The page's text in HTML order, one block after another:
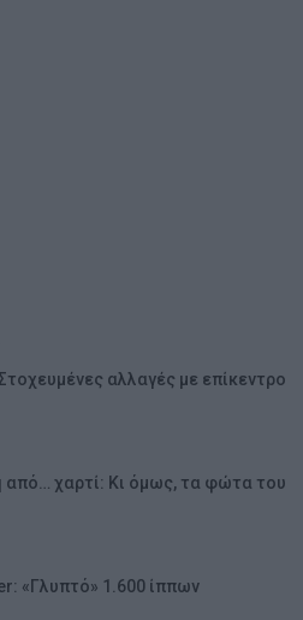
αλλαγές με επίκεντρο
από… χαρτί: Κι όμως, τα φώτα του
«Γλυπτό» 1.600 ίππων